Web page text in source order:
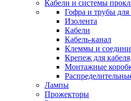
Кабели и системы
Гофра и трубы для
Изолента
Кабели
Кабель-канал
Клеммы и
Крепеж для
Монтажные
Лампы
Прожекторы